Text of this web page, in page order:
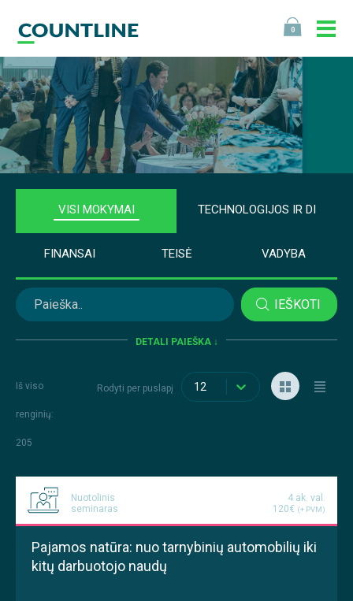
0
VISI MOKYMAI
FINANSAI TEISĖ VADYBA
TECHNOLOGIJOS IR DI
IEŠKOTI
DETALI PAIEŠKA ↓
Iš viso
renginių:
205
Rodyti per puslapį 12
Nuotolinis
seminaras
4 ak. val.
120€ (+ PVM)
Pajamos natūra: nuo tarnybinių automobilių iki
kitų darbuotojo naudų